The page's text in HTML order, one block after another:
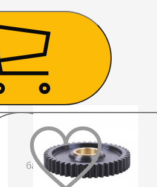
До
бажаного